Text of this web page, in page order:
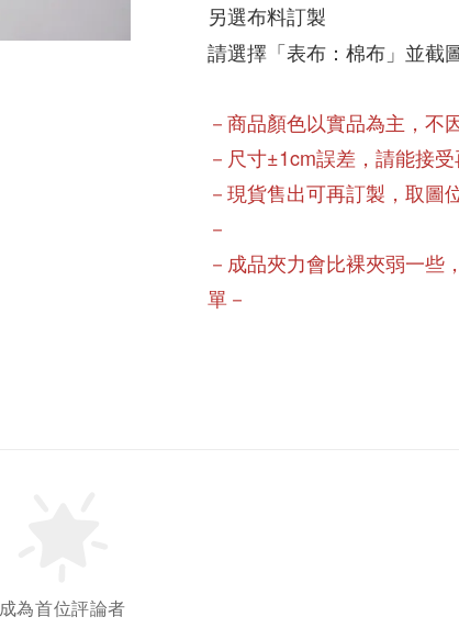
另選布料訂製
請選擇「表布：棉布」並截
－商品顏色以實品為主，不
－尺寸±1cm誤差，請能接受
－現貨售出可再訂製，取圖
－
－成品夾力會比裸夾弱一些
單－
成為首位評論者